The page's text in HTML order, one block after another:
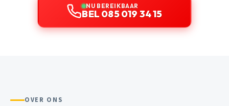
NU BEREIKBAAR
BEL 085 019 34 15
OVER ONS